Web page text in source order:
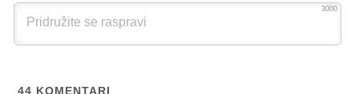
3000
44 KOMENTARI